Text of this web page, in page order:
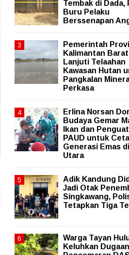
Tembak di Dada,
Buru Pelaku
Berssenapan
Pemerintah
Kalimantan
Lanjuti Telaahan
Kawasan Hutan
Pangkalan
Perkasa
Erlina Norsan
Budaya Gemar
Ikan dan
PAUD untuk
Generasi Emas
Utara
Adik Kandung
Jadi Otak
Singkawang,
Tetapkan Tiga
Warga Tayan
Keluhkan Dugaan